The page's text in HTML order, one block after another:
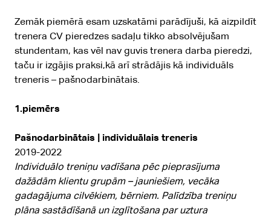
Zemāk piemērā esam uzskatāmi parādījuši, kā aizpildīt
trenera CV pieredzes sadaļu tikko absolvējušam
stundentam, kas vēl nav guvis trenera darba pieredzi,
taču ir izgājis praksi,kā arī strādājis kā individuāls
treneris – pašnodarbinātais.
1.piemērs
Pašnodarbinātais | individuālais treneris
2019-2022
Individuālo treniņu vadīšana pēc pieprasījuma
dažādām klientu grupām – jauniešiem, vecāka
gadagājuma cilvēkiem, bērniem. Palīdzība treniņu
plāna sastādīšanā un izglītošana par uztura